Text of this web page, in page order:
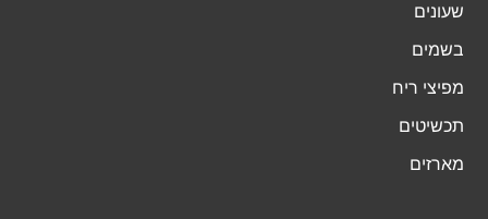
שעונים
בשמים
מפיצי ריח
תכשיטים
מארזים